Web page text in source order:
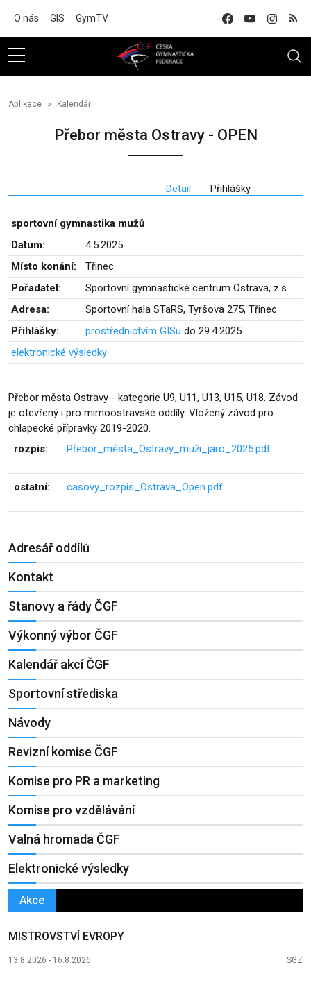
O nás GIS GymTV
Aplikace Kalendář
Přebor města Ostravy - OPEN
Detail Přihlášky
sportovní gymnastika mužů
Datum:
4.5.2025
Místo konání:
Třinec
Pořadatel:
Sportovní gymnastické centrum Ostrava, z.s.
Adresa:
Sportovní hala STaRS, Tyršova 275, Třinec
Přihlášky:
prostřednictvím GISu do 29.4.2025
elektronické výsledky
Přebor města Ostravy - kategorie U9, U11, U13, U15, U18. Závod
je otevřený i pro mimoostravské oddíly. Vložený závod pro
chlapecké přípravky 2019-2020.
rozpis:
Přebor_města_Ostravy_muži_jaro_2025.pdf
ostatní: casovy_rozpis_Ostrava_Open.pdf
Adresář oddílů
Kontakt
Stanovy a řády ČGF
Výkonný výbor ČGF
Kalendář akcí ČGF
Sportovní střediska
Návody
Revizní komise ČGF
Komise pro PR a marketing
Komise pro vzdělávání
Valná hromada ČGF
Elektronické výsledky
Akce
MISTROVSTVÍ EVROPY
13.8.2026 - 16.8.2026 SGZ